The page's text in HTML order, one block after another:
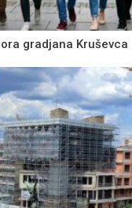
gradjana Kruševca